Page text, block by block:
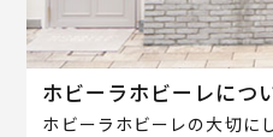
ホビーラホビーレにつ
ホビーラホビーレの大切に